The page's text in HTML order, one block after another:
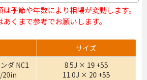
季節や年数により相場が変動します。
くまで参考でお願いします。
サイズ
ダ NC1
20in
8.5J × 19 +55
11.0J × 20 +55